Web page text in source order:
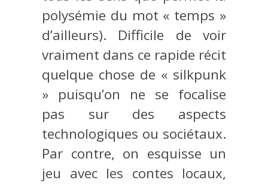
polysémie du mot « temps »
d’ailleurs). Difficile de voir
vraiment dans ce rapide récit
quelque chose de « silkpunk
» puisqu’on ne se focalise
pas sur des aspects
technologiques ou sociétaux.
Par contre, on esquisse un
jeu avec les contes locaux,